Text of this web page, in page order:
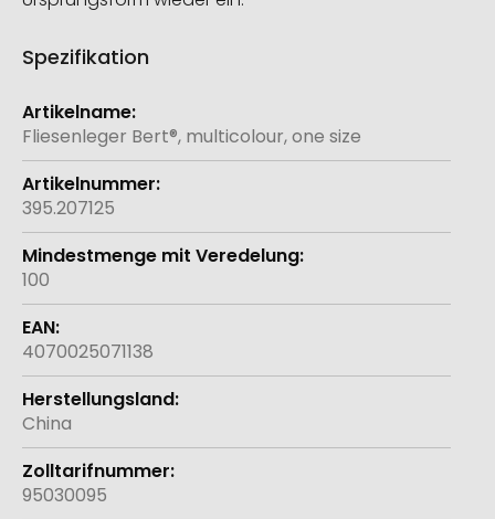
Spezifikation
Weitere
Informationen
Fliesenleger Bert®, multicolour, one size
395.207125
100
4070025071138
China
95030095